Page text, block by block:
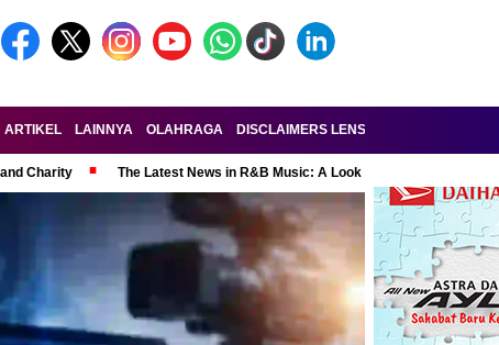
ARTIKEL LAINNYA OLAHRAGA DISCLAIMERS LENSA-RAKYAT.COM
Charity The Latest News in R&B Music: A Look at Super Bowl